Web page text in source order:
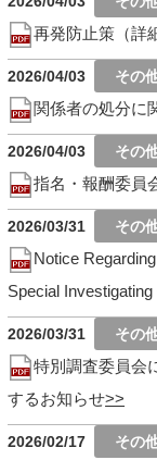
再発防止策（詳
2026/04/03
関係者の処分に
2026/04/03
指名・報酬委員
2026/03/31
Notice
Special
2026/03/31
特別調査委員会
するお知らせ
2026/02/17